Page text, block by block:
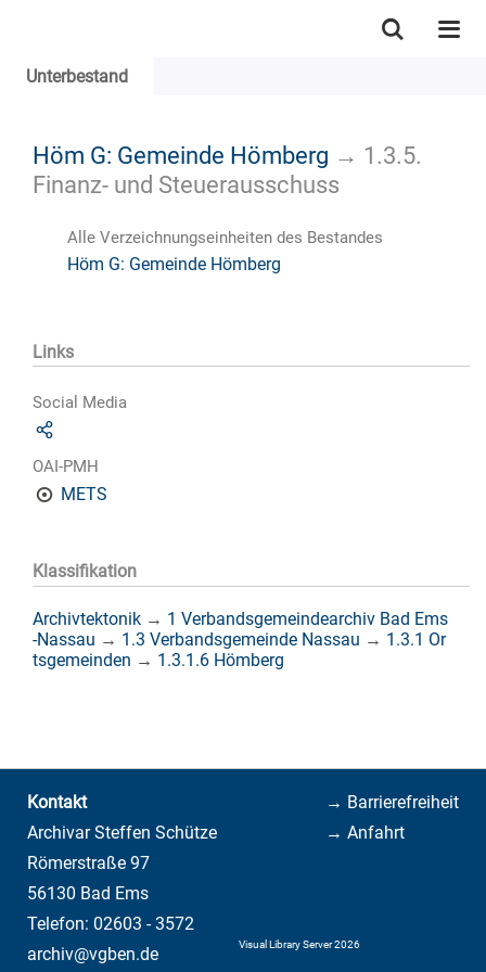
Unterbestand
Höm G: Gemeinde Hömberg → 1.3.5.
Finanz- und Steuerausschuss
Alle Verzeichnungseinheiten des Bestandes
Höm G: Gemeinde Hömberg
Links
Social Media
OAI-PMH
METS
Klassifikation
Archivtektonik → 1 Verbandsgemeindearchiv Bad Ems
-Nassau → 1.3 Verbandsgemeinde Nassau → 1.3.1 Or
tsgemeinden → 1.3.1.6 Hömberg
→ Barrierefreiheit
→ Anfahrt
Kontakt
Archivar Steffen Schütze
Römerstraße 97
56130 Bad Ems
Telefon: 02603 - 3572
archiv@vgben.de
Visual Library Server 2026